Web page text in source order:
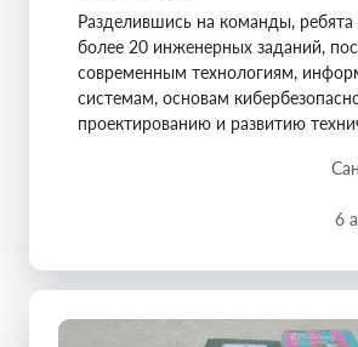
Разделившись на команды,
более 20 инженерных заданий,
современным технологиям,
системам, основам
проектированию и развитию
6